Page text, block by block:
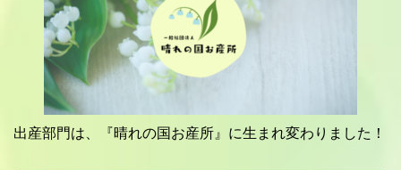
出産部門は、『晴れの国お産所』に生まれ変わりました！